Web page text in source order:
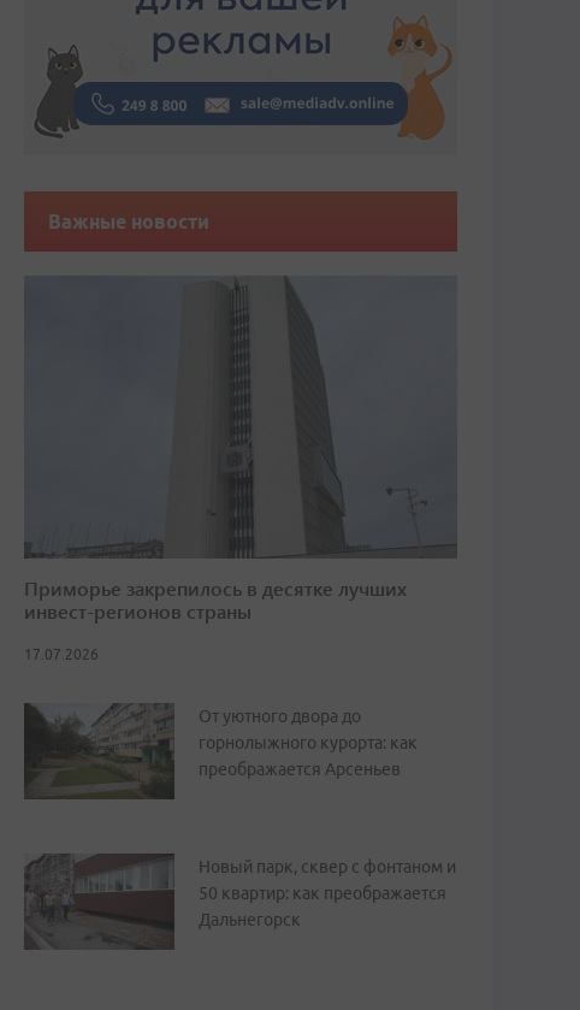
Важные новости
Приморье закрепилось в десятке лучших
инвест-регионов страны
17.07.2026
От уютного двора до
горнолыжного курорта: как
преображается Арсеньев
Новый парк, сквер с фонтаном и
50 квартир: как преображается
Дальнегорск